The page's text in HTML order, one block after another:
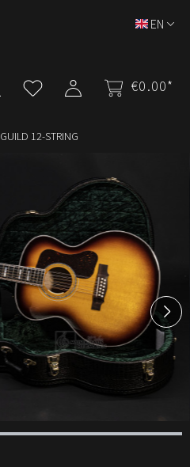
€0.00*
EN
GUILD 12-STRING